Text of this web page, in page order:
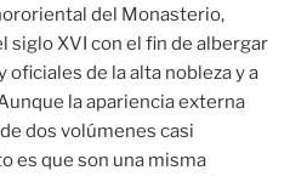
del Monasterio,
siglo XVI con el fin de albergar
oficiales de la alta nobleza y a
la apariencia externa
dos volúmenes casi
es que son una misma